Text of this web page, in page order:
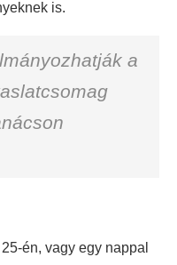
is.
a
én, vagy egy nappal